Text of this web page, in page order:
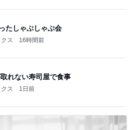
たしゃぶしゃぶ会
ス 16時間前
れない寿司屋で食事
ス 1日前